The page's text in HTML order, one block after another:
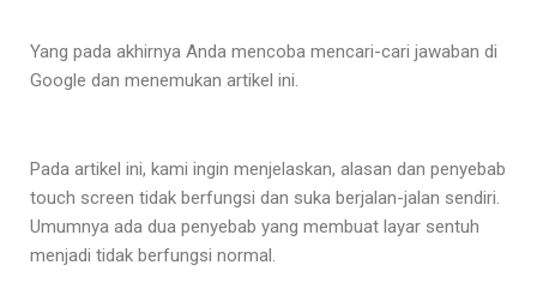
Yang pada akhirnya Anda mencoba mencari-cari jawaban di
Google dan menemukan artikel ini.
Pada artikel ini, kami ingin menjelaskan, alasan dan penyebab
touch screen tidak berfungsi dan suka berjalan-jalan sendiri.
Umumnya ada dua penyebab yang membuat layar sentuh
menjadi tidak berfungsi normal.